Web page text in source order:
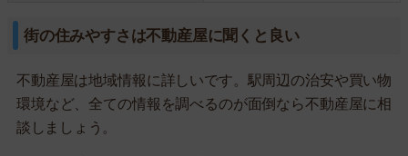
街の住みやすさは不動産屋に聞くと良い
不動産屋は地域情報に詳しいです。駅周辺の治安や買い物
環境など、全ての情報を調べるのが面倒なら不動産屋に相
談しましょう。